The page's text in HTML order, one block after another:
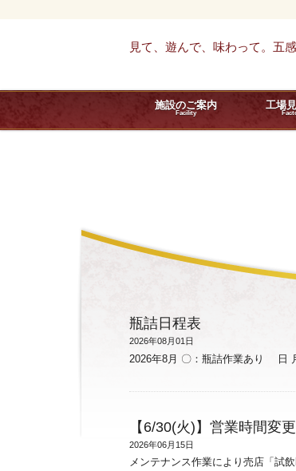
見て、遊んで、味わって。五
施設のご案内
Facility
工場
瓶詰日程表
2026年08月01日
2026年8月 〇：瓶詰作業あり
【6/30(火)】営業時間変
2026年06月15日
メンテナンス作業により売店「試